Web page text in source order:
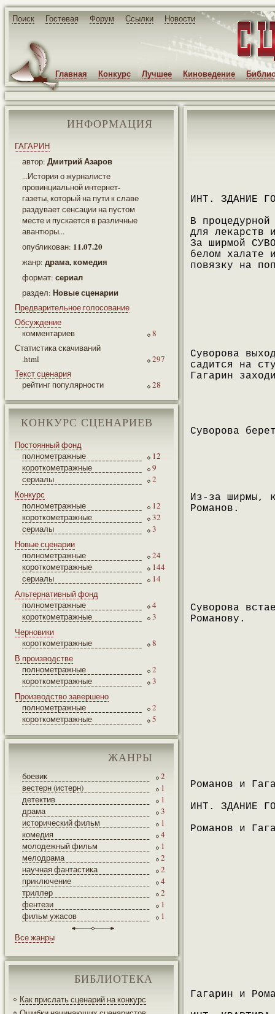
Поиск Гостевая Форум Ссылки Новости
Главная Конкурс Лучшее Киноведение
ИНФОРМАЦИЯ
ГАГАРИН
автор: Дмитрий Азаров
...История о журналисте
провинциальной интернет-
газеты, который на пути к славе
раздувает сенсации на пустом
месте и пускается в различные
авантюры...
опубликован: 11.07.20
жанр: драма, комедия
формат: сериал
раздел: Новые сценарии
Предварительное голосование
Обсуждение
комментариев
8
Статистика скачиваний
.html
297
Текст сценария
рейтинг популярности
28
КОНКУРС СЦЕНАРИЕВ
Постоянный фонд
полнометражные
12
короткометражные
9
сериалы
2
Конкурс
полнометражные
12
короткометражные
32
сериалы
3
Новые сценарии
полнометражные
24
короткометражные
144
сериалы
14
Альтернативный фонд
полнометражные
4
короткометражные
3
Черновики
короткометражные
8
В производстве
полнометражные
2
короткометражные
3
Производство завершено
полнометражные
2
короткометражные
5
ЖАНРЫ
боевик
2
вестерн (истерн)
1
детектив
1
драма
3
исторический фильм
1
комедия
4
молодежный фильм
1
мелодрама
2
научная фантастика
2
приключение
4
триллер
2
фентези
1
фильм ужасов
1
Все жанры
БИБЛИОТЕКА
Как прислать сценарий на конкурс
ИНТ. ЗДАНИЕ
В
для лекарств
За ширмой
белом халате
повязку на
Суворова
садится на
Гагарин
Суворова
Из-за ширмы,
Романов.
Суворова
Романову.
Романов и
ИНТ. ЗДАНИЕ
Романов и
Гагарин и